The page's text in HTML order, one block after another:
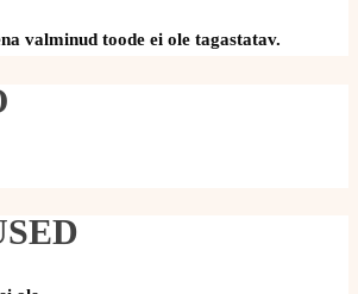
valminud toode ei ole tagastatav.